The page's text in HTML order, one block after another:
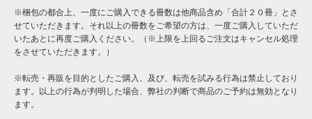
※梱包の都合上、一度にご購入できる冊数は他商品含め「合計２０冊」とさ
せていただきます。それ以上の冊数をご希望の方は、一度ご購入していただ
いたあとに再度ご購入ください。（※上限を上回るご注文はキャンセル処理
をさせていただきます。）
※転売・再販を目的としたご購入、及び、転売を試みる行為は禁止しており
ます。以上の行為が判明した場合、弊社の判断で商品のご予約は無効となり
ます。